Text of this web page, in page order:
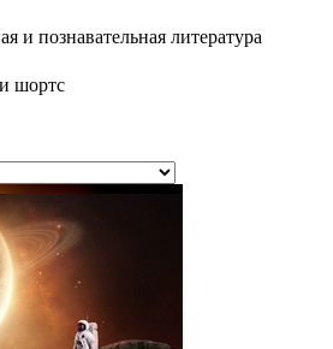
и познавательная литература
шортс